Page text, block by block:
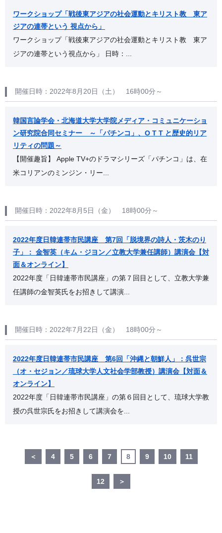
ワークショップ「戦後東アジアの社会運動とキリスト教 東ア
ジアの連帯という 視点から」
ワークショップ「戦後東アジアの社会運動とキリスト教 東ア
ジアの連帯という視点から」 日時：...
開催日時：2022年8月20日（土） 16時00分～
韓国言論学会・北海道大学大学院メディア・コミュニケーショ
ン研究院合同セミナー ～「パチンコ」、O T T と歴史的リア
リティの問題～
【開催趣旨】 Apple TV+のドラマシリーズ「パチンコ」は、在
米コリアンのミンジン・リー...
開催日時：2022年8月5日（金） 18時00分～
2022年度日韓連帯市民講座 第7回「脱境界の詩人・茨木のり
子」： 金智英（キム・ジヨン／立教大学兼任講師）講演会【対
面＆オンライン】
2022年度「日韓連帯市民講座」の第７回目として、立教大学兼
任講師の金智英氏をお招きして講演...
開催日時：2022年7月22日（金） 18時00分～
2022年度日韓連帯市民講座 第6回「沖縄と朝鮮人」：呉世宗
（オ・セジョン／琉球大学人文社会学部教授）講演会【対面＆
オンライン】
2022年度「日韓連帯市民講座」の第６回目として、琉球大学教
授の呉世宗氏をお招きして講演会を...
＜ 4 5 6 7 8 9 10 11
12 ＞